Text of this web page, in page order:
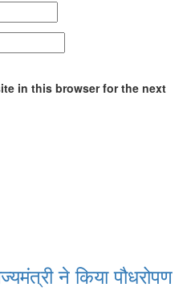
in this browser for the next
ने किया पौधरोपण